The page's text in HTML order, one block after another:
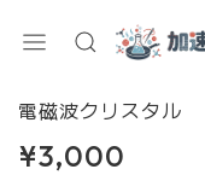
電磁波クリスタル
¥3,000